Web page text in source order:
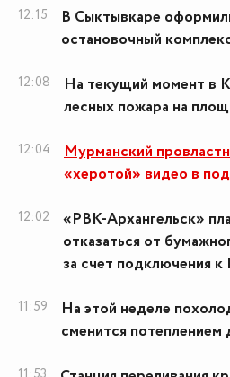
12:15
В Сыктывкаре
остановочный
12:08
На текущий момент в
лесных пожара на
12:04
Мурманский
«херотой» видео в
12:02
«РВК-Архангельск»
отказаться от
за счет подключения
11:59
На этой неделе
сменится потеплением